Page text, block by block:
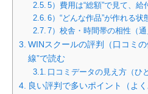
5）費用は“総額”で見て、
6）“どんな作品”が作れる
7）校舎・時間帯の相性（
WINスクールの評判（口コミ
線”で読む
口コミデータの見え方（ひ
良い評判で多いポイント（よく